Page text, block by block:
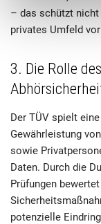
– das schützt nicht
privates Umfeld
3. Die Rolle
Der TÜV spielt
Gewährleistung
sowie
Daten. Durch die
Prüfungen
potenzielle